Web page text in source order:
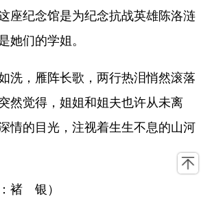
座纪念馆是为纪念抗战英雄陈洛涟
她们的学姐。
洗，雁阵长歌，两行热泪悄然滚落
然觉得，姐姐和姐夫也许从未离
情的目光，注视着生生不息的山河
褚 银）
